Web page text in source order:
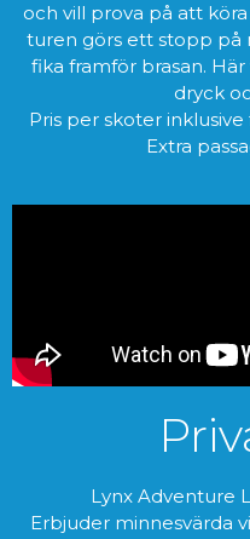
och vill prova på att
turen görs ett stopp på
fika framför brasan.
dryck
Pris per skoter inklusive
Extra
Lynx Adventure
Erbjuder minnesvärda